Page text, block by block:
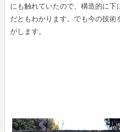
にも触れていたので、構造的に
だともわかります。でも今の技
がします。